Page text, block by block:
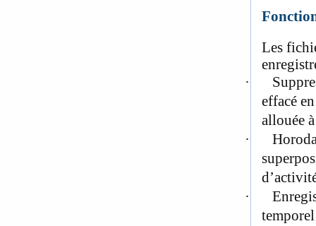
Les
·
effacé
allouée
·
·